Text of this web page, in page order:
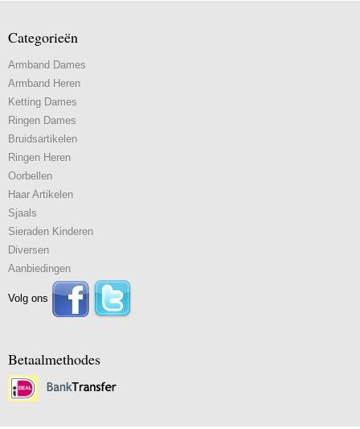
Categorieën
Armband Dames
Armband Heren
Ketting Dames
Ringen Dames
Bruidsartikelen
Ringen Heren
Oorbellen
Haar Artikelen
Sjaals
Sieraden Kinderen
Diversen
Aanbiedingen
Volg ons
Betaalmethodes